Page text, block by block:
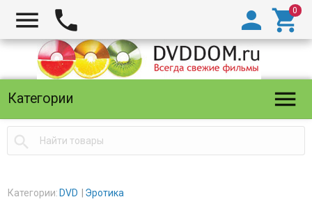
  

Категории 

Категории: DVD Эротика